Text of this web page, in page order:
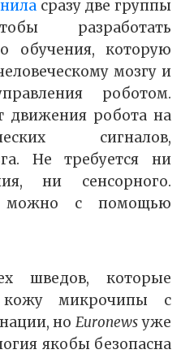
сразу две группы
разработать
обучения, которую
мозгу и
роботом.
движения робота на
сигналов,
Не требуется ни
ни сенсорного.
можно с помощью
шведов, которые
микрочипы с
ноEuronewsуже
якобы безопасна